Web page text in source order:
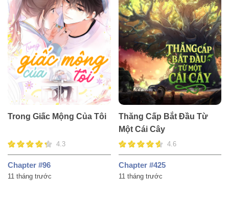
Trong Giấc Mộng Của Tôi
4.3
Chapter #96
11 tháng trước
Thăng Cấp Bắt Đầu Từ
Một Cái Cây
4.6
Chapter #425
11 tháng trước